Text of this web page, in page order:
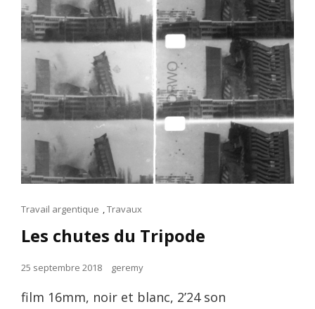
Cat
Travail argentique ,Travaux
Les chutes du Tripode
Posted
25 septembre 2018 geremy
film 16mm, noir et blanc, 2’24 son